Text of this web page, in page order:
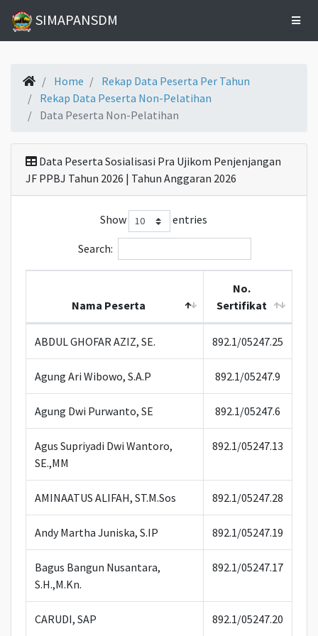
SIMAPANSDM
Data
Statistik
Home
Rekap Data Peserta Per Tahun
Rekap Data Peserta Non-Pelatihan
Data Peserta Non-Pelatihan
Data Peserta Sosialisasi Pra Ujikom Penjenjangan
JF PPBJ Tahun 2026 | Tahun Anggaran 2026
Show entries
Search:
Nama Peserta
No.
Sertifikat
ABDUL GHOFAR AZIZ, SE. 892.1/05247.25
Agung Ari Wibowo, S.A.P 892.1/05247.9
Agung Dwi Purwanto, SE 892.1/05247.6
Agus Supriyadi Dwi Wantoro,
SE.,MM
892.1/05247.13
AMINAATUS ALIFAH, ST.M.Sos 892.1/05247.28
Andy Martha Juniska, S.IP 892.1/05247.19
Bagus Bangun Nusantara,
S.H.,M.Kn.
892.1/05247.17
CARUDI, SAP 892.1/05247.20